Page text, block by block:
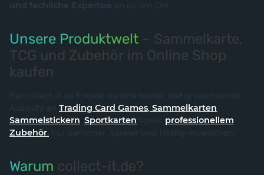
und fachliche Expertise an einem Ort.
Unsere Produktwelt – Sammelkarte,
TCG und Zubehör im Online Shop
kaufen
Bei collect-it.de findest du eine breite, stetig wachsende
Auswahl an
Trading Card Games, Sammelkarten,
Sammelstickern, Sportkarten sowie professionellem
Zubehör. Für Sammler, Spieler und Hobby-Investoren.
Warum collect-it.de?